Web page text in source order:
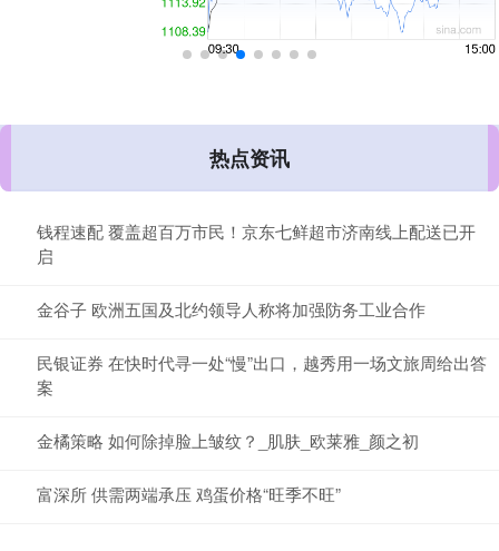
热点资讯
钱程速配 覆盖超百万市民！京东七鲜超市济南线上配送已开
启
金谷子 欧洲五国及北约领导人称将加强防务工业合作
民银证券 在快时代寻一处“慢”出口，越秀用一场文旅周给出答
案
金橘策略 如何除掉脸上皱纹？_肌肤_欧莱雅_颜之初
富深所 供需两端承压 鸡蛋价格“旺季不旺”